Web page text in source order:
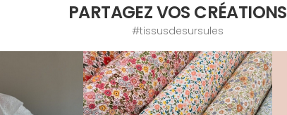
PARTAGEZ VOS CRÉATIONS
#tissusdesursules